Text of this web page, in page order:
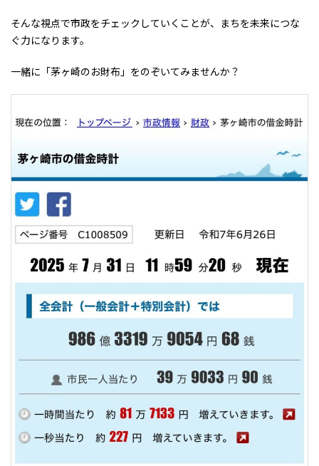
そんな視点で市政をチェックしていくことが、まちを未来につな
ぐ力になります。
一緒に「茅ヶ崎のお財布」をのぞいてみませんか？